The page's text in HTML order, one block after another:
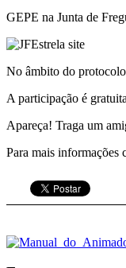
GEPE na Junta de
No âmbito do
A participação é
Apareça! Traga um
Para mais informações